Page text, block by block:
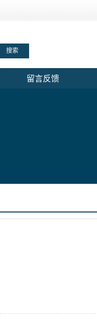
留言反馈